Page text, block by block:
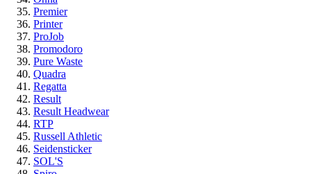
Premier
Printer
ProJob
Promodoro
Pure Waste
Quadra
Regatta
Result
Result Headwear
RTP
Russell Athletic
Seidensticker
SOL'S